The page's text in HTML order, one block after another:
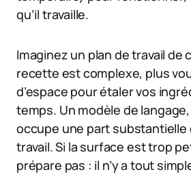
qu’il travaille.
Imaginez un plan de travail de
recette est complexe, plus
d’espace pour étaler vos
temps. Un modèle de
occupe une part substantielle
travail. Si la surface est trop
prépare pas : il n’y a tout